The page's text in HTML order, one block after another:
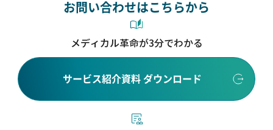
お問い合わせはこちらから
メディカル革命が3分でわかる
サービス紹介資料 ダウンロード